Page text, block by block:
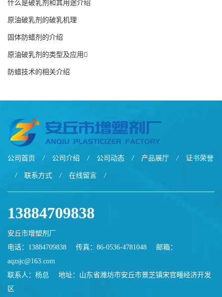
什么是破乳剂和其用途介绍
原油破乳剂的破乳机理
固体防蜡剂的介绍
原油破乳剂的类型及应用
防蜡技术的相关介绍
公司首页 / 公司介绍 / 公司动态 / 产品展厅 / 证书荣誉
/ 联系方式 / 在线留言 /
13884709838
安丘市增塑剂厂
电话：13884709838
传真：86-0536-4781048
邮箱：
aqzsjc@163.com
联系人：杨总
地址：山东省潍坊市安丘市景芝镇宋官疃经济开发
区